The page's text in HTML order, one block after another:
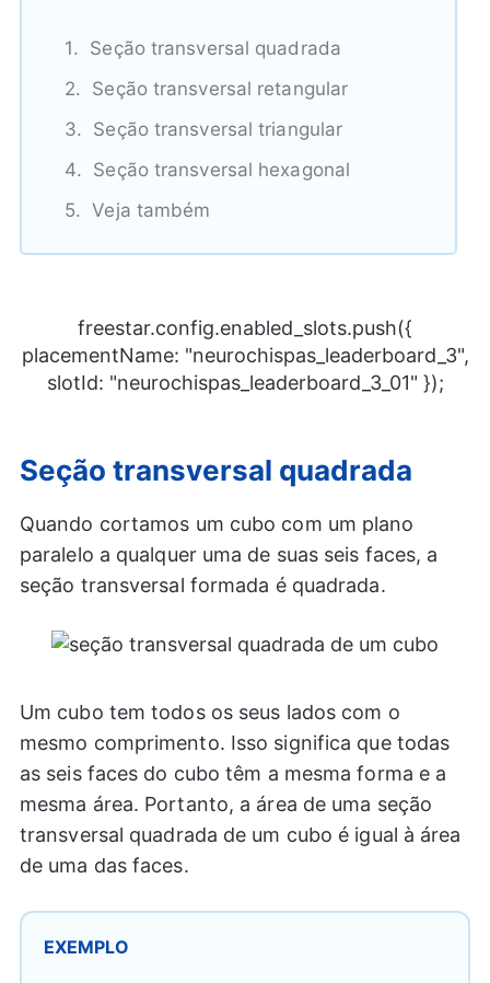
Seção transversal quadrada
Seção transversal retangular
Seção transversal triangular
Seção transversal hexagonal
Veja também
freestar.config.enabled_slots.push({
placementName: "neurochispas_leaderboard_3",
slotId: "neurochispas_leaderboard_3_01" });
Seção transversal quadrada
Quando cortamos um cubo com um plano
paralelo a qualquer uma de suas seis faces, a
seção transversal formada é quadrada.
Um cubo tem todos os seus lados com o
mesmo comprimento. Isso significa que todas
as seis faces do cubo têm a mesma forma e a
mesma área. Portanto, a área de uma seção
transversal quadrada de um cubo é igual à área
de uma das faces.
EXEMPLO